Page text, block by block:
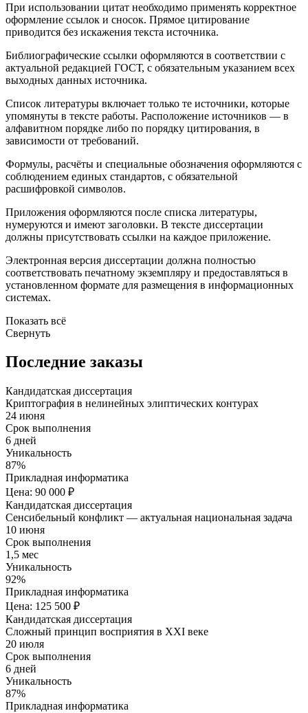
При использовании цитат необходимо применять корректное
оформление ссылок и сносок. Прямое цитирование
приводится без искажения текста источника.
Библиографические ссылки оформляются в соответствии с
актуальной редакцией ГОСТ, с обязательным указанием всех
выходных данных источника.
Список литературы включает только те источники, которые
упомянуты в тексте работы. Расположение источников — в
алфавитном порядке либо по порядку цитирования, в
зависимости от требований.
Формулы, расчёты и специальные обозначения оформляются с
соблюдением единых стандартов, с обязательной
расшифровкой символов.
Приложения оформляются после списка литературы,
нумеруются и имеют заголовки. В тексте диссертации
должны присутствовать ссылки на каждое приложение.
Электронная версия диссертации должна полностью
соответствовать печатному экземпляру и предоставляться в
установленном формате для размещения в информационных
системах.
Показать всё
Свернуть
Последние заказы
Кандидатская диссертация
Криптография в нелинейных элиптических контурах
24 июня
Срок выполнения
6 дней
Уникальность
87%
Прикладная информатика
Цена: 90 000 ₽
Кандидатская диссертация
Сенсибельный конфликт — актуальная национальная задача
10 июня
Срок выполнения
1,5 мес
Уникальность
92%
Прикладная информатика
Цена: 125 500 ₽
Кандидатская диссертация
Сложный принцип восприятия в XXI веке
20 июля
Срок выполнения
6 дней
Уникальность
87%
Прикладная информатика